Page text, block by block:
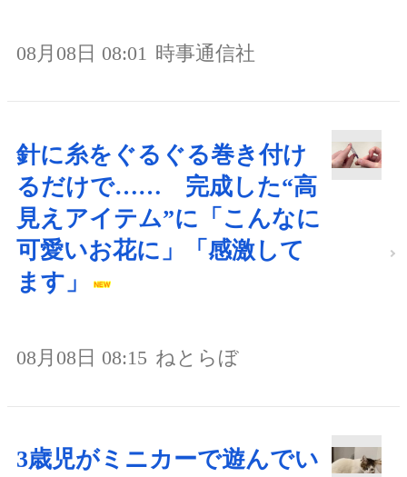
08月08日 08:01 時事通信社
針に糸をぐるぐる巻き付け
るだけで…… 完成した“高
見えアイテム”に「こんなに
可愛いお花に」「感激して
ます」
08月08日 08:15 ねとらぼ
3歳児がミニカーで遊んでい